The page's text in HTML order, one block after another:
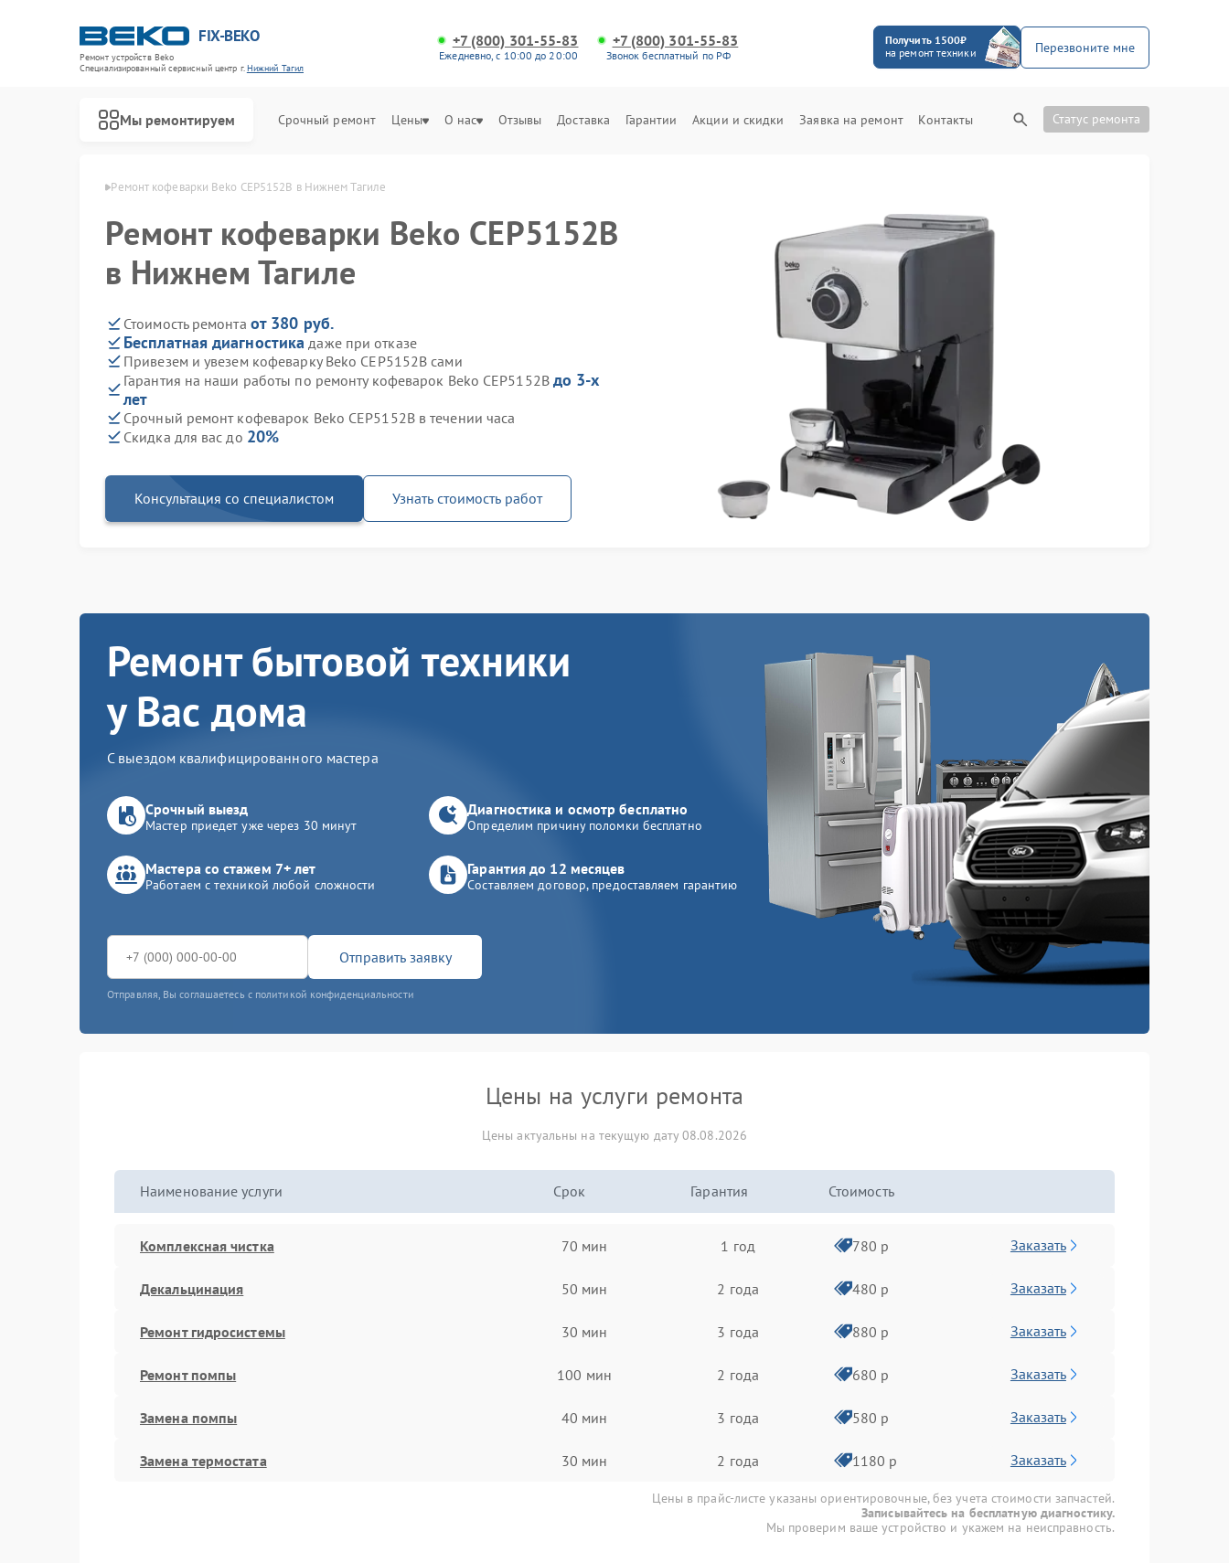
FIX-BEKO
Ремонт устройств Beko
Специализированный cервисный центр г.Нижний Тагил
+7 (800) 301-55-83
Ежедневно, с 10:00 до 20:00
+7 (800) 301-55-83
Звонок бесплатный по РФ
Получить 1500₽
на ремонт техники
Перезвоните мне
Мы ремонтируем Срочный ремонт Цены О нас Отзывы Доставка Гарантии Акции и скидки Заявка на ремонт Контакты Статус ремонта
в Нижнем Тагиле Ремонт кофеварки Beko CEP5152B в Нижнем Тагиле
Ремонт кофеварки Beko CEP5152B
в Нижнем Тагиле
Стоимость ремонта от 380 руб.
Бесплатная диагностика даже при отказе
Привезем и увезем кофеварку Beko CEP5152B сами
Гарантия на наши работы по ремонту кофеварок Beko CEP5152B до 3-х
лет
Срочный ремонт кофеварок Beko CEP5152B в течении часа
Скидка для вас до 20%
Консультация со специалистом Узнать стоимость работ
Ремонт бытовой техники
у Вас дома
С выездом квалифицированного мастера
Срочный выезд
Мастер приедет уже через 30 минут
Диагностика и осмотр бесплатно
Определим причину поломки бесплатно
Мастера со стажем 7+ лет
Работаем с техникой любой сложности
Гарантия до 12 месяцев
Составляем договор, предоставляем гарантию
Отправить заявку
Отправляя, Вы соглашаетесь с политикой конфиденциальности
Цены на услуги ремонта
Цены актуальны на текущую дату 08.08.2026
Наименование услуги Срок Гарантия Стоимость
Комплексная чистка 70 мин 1 год 780 р Заказать
Декальцинация 50 мин 2 года 480 р Заказать
Ремонт гидросистемы 30 мин 3 года 880 р Заказать
Ремонт помпы 100 мин 2 года 680 р Заказать
Замена помпы 40 мин 3 года 580 р Заказать
Замена термостата 30 мин 2 года 1180 р Заказать
Цены в прайс-листе указаны ориентировочные, без учета стоимости запчастей.
Записывайтесь на бесплатную диагностику.
Мы проверим ваше устройство и укажем на неисправность.